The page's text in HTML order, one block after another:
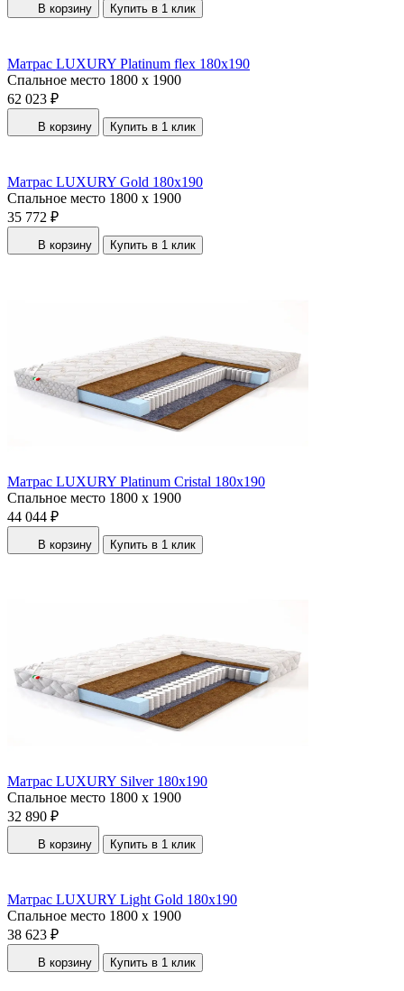
В корзину Купить в 1 клик
Матрас LUXURY Platinum flex 180x190
Спальное место 1800 x 1900
62 023 ₽
В корзину Купить в 1 клик
Матрас LUXURY Gold 180x190
Спальное место 1800 x 1900
35 772 ₽
В корзину Купить в 1 клик
Матрас LUXURY Platinum Cristal 180x190
Спальное место 1800 x 1900
44 044 ₽
В корзину Купить в 1 клик
Матрас LUXURY Silver 180x190
Спальное место 1800 x 1900
32 890 ₽
В корзину Купить в 1 клик
Матрас LUXURY Light Gold 180x190
Спальное место 1800 x 1900
38 623 ₽
В корзину Купить в 1 клик